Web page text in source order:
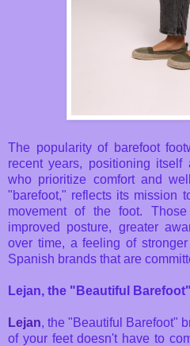
The popularity of barefoot
recent years, positioning
who prioritize comfort and
"barefoot," reflects its mission
movement of the foot.
improved posture, greater
over time, a feeling of
Spanish brands that are
Lejan, the "Beautiful
Lejan, the "Beautiful Barefoot"
of your feet doesn't have to